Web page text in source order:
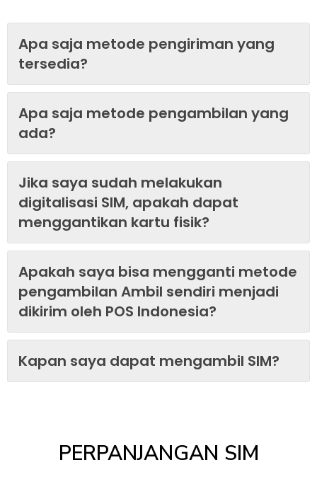
Apa saja metode pengiriman yang
tersedia?
Apa saja metode pengambilan yang
ada?
Jika saya sudah melakukan
digitalisasi SIM, apakah dapat
menggantikan kartu fisik?
Apakah saya bisa mengganti metode
pengambilan Ambil sendiri menjadi
dikirim oleh POS Indonesia?
Kapan saya dapat mengambil SIM?
PERPANJANGAN SIM